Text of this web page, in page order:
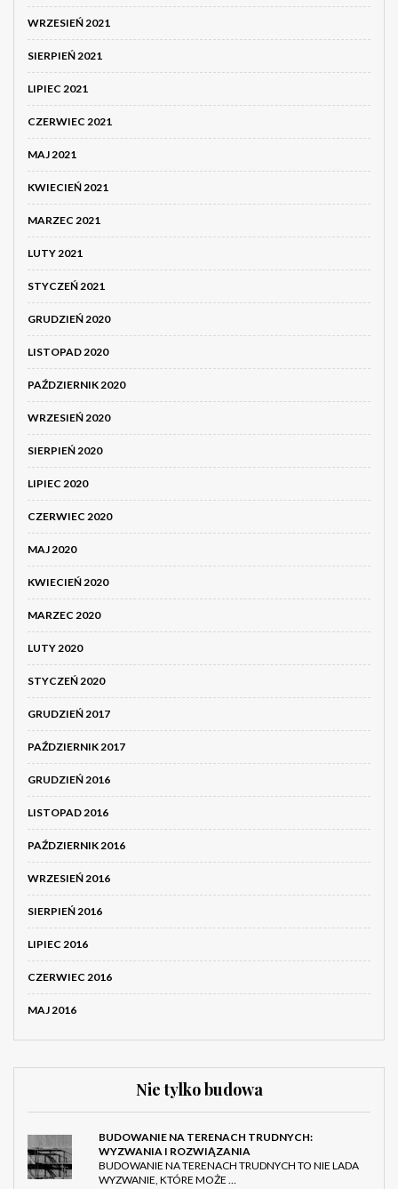
WRZESIEŃ 2021
SIERPIEŃ 2021
LIPIEC 2021
CZERWIEC 2021
MAJ 2021
KWIECIEŃ 2021
MARZEC 2021
LUTY 2021
STYCZEŃ 2021
GRUDZIEŃ 2020
LISTOPAD 2020
PAŹDZIERNIK 2020
WRZESIEŃ 2020
SIERPIEŃ 2020
LIPIEC 2020
CZERWIEC 2020
MAJ 2020
KWIECIEŃ 2020
MARZEC 2020
LUTY 2020
STYCZEŃ 2020
GRUDZIEŃ 2017
PAŹDZIERNIK 2017
GRUDZIEŃ 2016
LISTOPAD 2016
PAŹDZIERNIK 2016
WRZESIEŃ 2016
SIERPIEŃ 2016
LIPIEC 2016
CZERWIEC 2016
MAJ 2016
Nie tylko budowa
BUDOWANIE NA TERENACH TRUDNYCH:
WYZWANIA I ROZWIĄZANIA
BUDOWANIE NA TERENACH TRUDNYCH TO NIE LADA
WYZWANIE, KTÓRE MOŻE …